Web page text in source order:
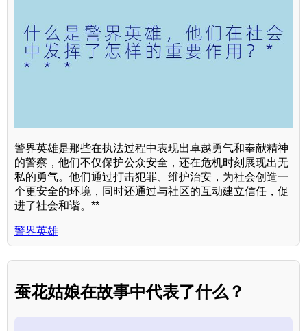
警界英雄是那些在执法过程中表现出卓越勇气和奉献精神
的警察，他们不仅保护公众安全，还在危机时刻展现出无
私的勇气。他们通过打击犯罪、维护治安，为社会创造一
个更安全的环境，同时还通过与社区的互动建立信任，促
进了社会和谐。**
警界英雄
蚕花姑娘在故事中代表了什么？